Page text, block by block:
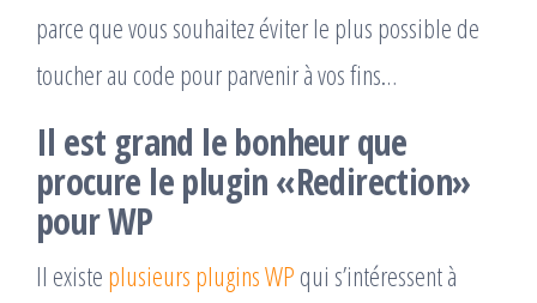
parce que vous souhaitez éviter le plus possible de
toucher au code pour parvenir à vos fins…
Il est grand le bonheur que
procure le plugin «Redirection»
pour WP
Il existe plusieurs plugins WP qui s’intéressent à